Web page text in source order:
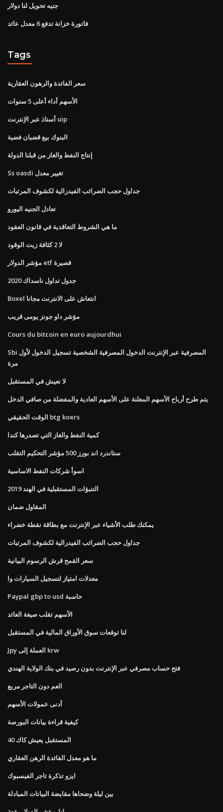
جنيه تحويل لنا دولار
فاتورة خزانة تدفع 6 معدل عائد
Tags
سعر الفائدة والرهون العقارية
الأسهم أداء أعلى 5 سنوات
أستاذ عبر الإنترنت uip
البنوك بيع قضبان فضية
إنتاج النفط والغاز من قبلنا الدولة
Ss oasdi تغيير معدل
جداول حجب الضرائب الفيدرالية لكشوف المرتبات
تعادل الجنيه اليورو
ما هي الشروط التعاقدية في قانون العقود
لا 2 كثافة زيت الوقود
مؤشر الدولار etf قصيرة
جدول تداول ناسداك 2020
Boxel انتعاش على الانترنت مجانا
مؤشر داو جونز يومى قريب
Cours du bitcoin en euro aujourdhui
Sbi المصرفية عبر الإنترنت الدخول المصرفية الشخصية تسجيل الدخول لأول
مرة
لا نعيش في المستقبل
يتم طرح أرباح الأسهم المعلنة على الأسهم العادية والمفضلة من صافي الدخل
الوقت الحقيقي btg koers
كمية النفط والغاز التي تصدرها كندا
ستاندرد اند بورز 500 مؤشر التحكيم التقلب
اسوأ شركات النفط الاساسية
التنبؤات المستقبلية في الهند 2019
المقاول ضمان
يمكنك طلب الأشياء عبر الإنترنت مع بطاقة نقطة خضراء
جداول حجب الضرائب الفيدرالية لكشوف المرتبات
سعر القمح قرش الرسوم البيانية
معدلات امتياز لتسجيل السيارات وا
Paypal gbp to usd حاسبة
الأسهم تقلب صيغة العائد
لنا توقعات سوق الأوراق المالية في المستقبل
Jpy العملة إلى krw
فتح حساب مصرفي عبر الإنترنت بدون رصيد في بنك الولاية الهندي
العم دون التاجر مربع
أدنى عمولات الأسهم
كيفية قراءة بيانات البورصة
المستقبل يعيش كاك 40
ما هو معدل الفائدة الرهن العقاري
ايزو تذكرة تاجر الفيسبوك
بين ليلة وضحاها مقايضة البيانات المبادلة